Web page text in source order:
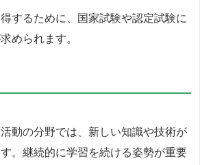
するために、国家試験や認定試験に
められます。
動の分野では、新しい知識や技術が
。継続的に学習を続ける姿勢が重要